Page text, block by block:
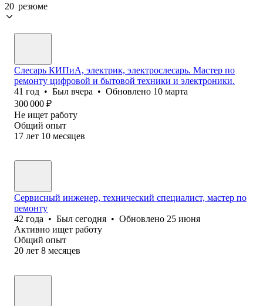
20 резюме
Слесарь КИПиА, электрик, электрослесарь. Мастер по
ремонту цифровой и бытовой техники и электроники.
41 год • Был вчера • Обновлено 10 марта
300 000 ₽
Не ищет работу
Общий опыт
17 лет 10 месяцев
Сервисный инженер, технический специалист, мастер по
ремонту
42 года • Был сегодня • Обновлено 25 июня
Активно ищет работу
Общий опыт
20 лет 8 месяцев